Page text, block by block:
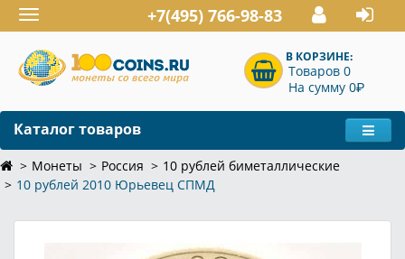
Toggle
navigation
+7(495) 766-98-83
В КОРЗИНЕ:
Товаров 0
На сумму 0P
Каталог товаров
Монеты Россия
10 рублей биметаллические
10 рублей 2010 Юрьевец СПМД